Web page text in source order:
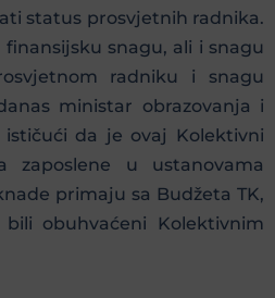
status prosvjetnih radnika.
snagu, ali i snagu
radniku i snagu
ministar obrazovanja i
ističući da je ovaj Kolektivni
u ustanovama
primaju sa Budžeta TK,
obuhvaćeni Kolektivnim